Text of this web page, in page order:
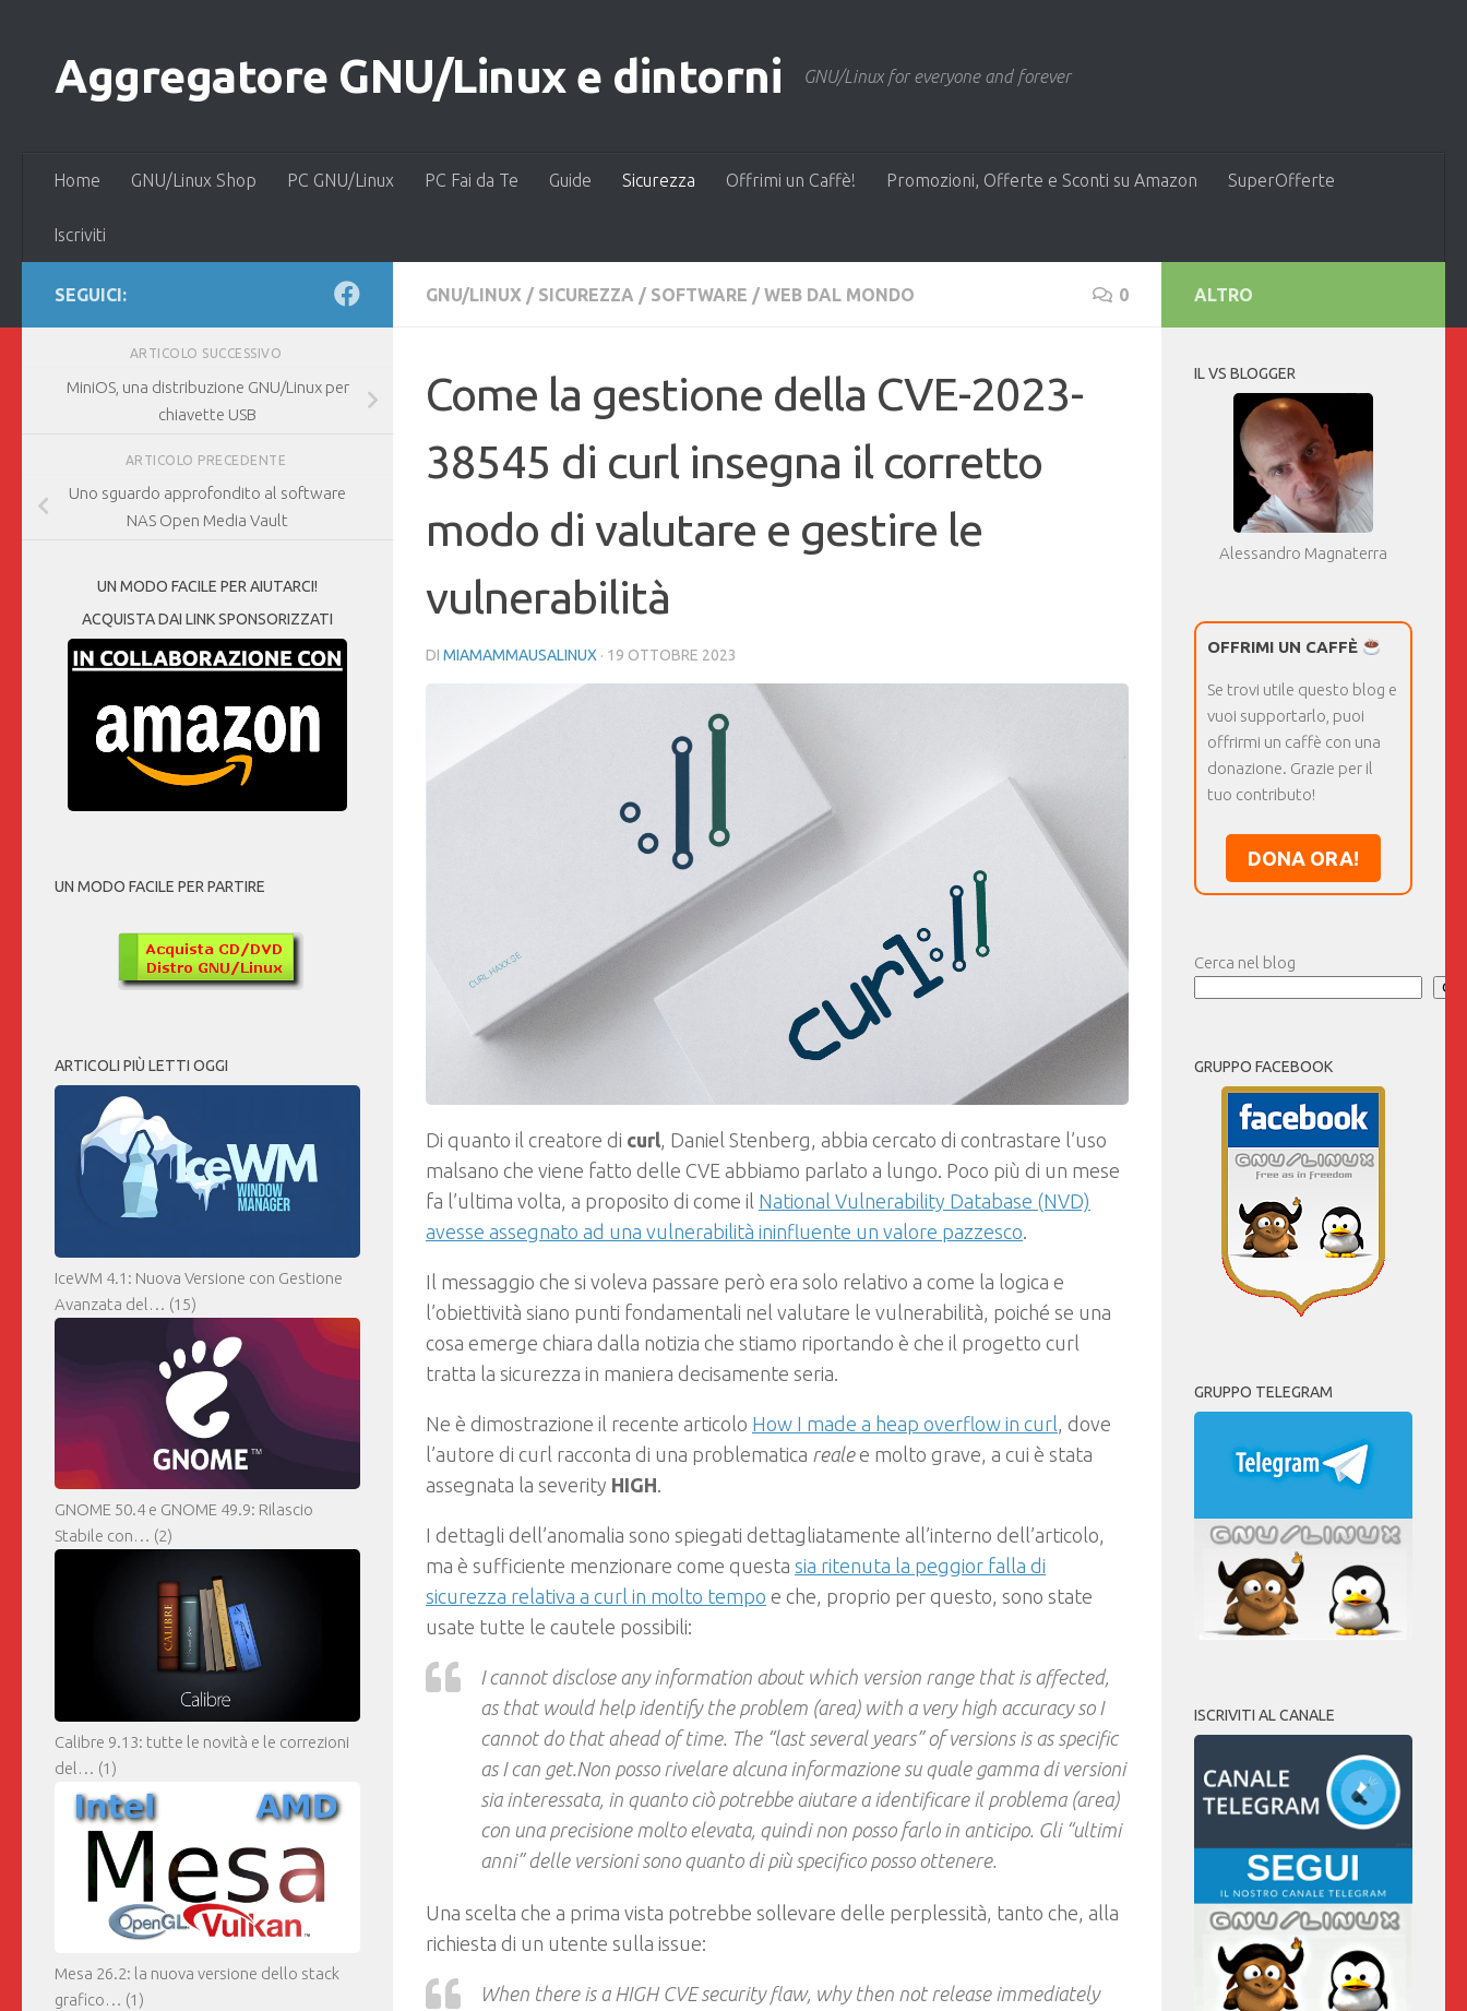
Aggregatore GNU/Linux e dintorni GNU/Linux for everyone and forever
Home GNU/Linux Shop PC GNU/Linux PC Fai da Te Guide Sicurezza Offrimi un Caffè! Promozioni, Offerte e Sconti su Amazon SuperOfferte
Iscriviti
GNU/LINUX / SICUREZZA / SOFTWARE / WEB DAL MONDO 0
Come la gestione della CVE-2023-
38545 di curl insegna il corretto
modo di valutare e gestire le
vulnerabilità
DI MIAMAMMAUSALINUX · 19 OTTOBRE 2023
Di quanto il creatore di curl, Daniel Stenberg, abbia cercato di contrastare l’uso
malsano che viene fatto delle CVE abbiamo parlato a lungo. Poco più di un mese
fa l’ultima volta, a proposito di come il National Vulnerability Database (NVD)
avesse assegnato ad una vulnerabilità ininfluente un valore pazzesco.
Il messaggio che si voleva passare però era solo relativo a come la logica e
l’obiettività siano punti fondamentali nel valutare le vulnerabilità, poiché se una
cosa emerge chiara dalla notizia che stiamo riportando è che il progetto curl
tratta la sicurezza in maniera decisamente seria.
Ne è dimostrazione il recente articolo How I made a heap overflow in curl, dove
l’autore di curl racconta di una problematica realee molto grave, a cui è stata
assegnata la severity HIGH.
I dettagli dell’anomalia sono spiegati dettagliatamente all’interno dell’articolo,
ma è sufficiente menzionare come questa sia ritenuta la peggior falla di
sicurezza relativa a curl in molto tempo e che, proprio per questo, sono state
usate tutte le cautele possibili:
I cannot disclose any information about which version range that is affected,
as that would help identify the problem (area) with a very high accuracy so I
cannot do that ahead of time. The “last several years” of versions is as specific
as I can get.Non posso rivelare alcuna informazione su quale gamma di versioni
sia interessata, in quanto ciò potrebbe aiutare a identificare il problema (area)
con una precisione molto elevata, quindi non posso farlo in anticipo. Gli “ultimi
anni” delle versioni sono quanto di più specifico posso ottenere.
Una scelta che a prima vista potrebbe sollevare delle perplessità, tanto che, alla
richiesta di un utente sulla issue:
When there is a HIGH CVE security flaw, why then not release immediately
SEGUICI:
ARTICOLO SUCCESSIVO
MiniOS, una distribuzione GNU/Linux per
chiavette USB
ARTICOLO PRECEDENTE
Uno sguardo approfondito al software
NAS Open Media Vault
UN MODO FACILE PER AIUTARCI!
ACQUISTA DAI LINK SPONSORIZZATI
UN MODO FACILE PER PARTIRE
ARTICOLI PIÙ LETTI OGGI
IceWM 4.1: Nuova Versione con Gestione
Avanzata del… (15)
GNOME 50.4 e GNOME 49.9: Rilascio
Stabile con… (2)
Calibre 9.13: tutte le novità e le correzioni
del… (1)
Mesa 26.2: la nuova versione dello stack
grafico… (1)
ALTRO
IL VS BLOGGER
Alessandro Magnaterra
OFFRIMI UN CAFFÈ
Se trovi utile questo blog e
vuoi supportarlo, puoi
offrirmi un caffè con una
donazione. Grazie per il
tuo contributo!
DONA ORA!
Cerca nel blog
GRUPPO FACEBOOK
GRUPPO TELEGRAM
ISCRIVITI AL CANALE